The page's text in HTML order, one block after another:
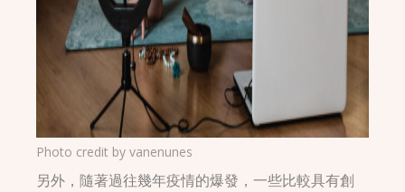
Photo credit by vanenunes
另外，隨著過往幾年疫情的爆發，一些比較具有創